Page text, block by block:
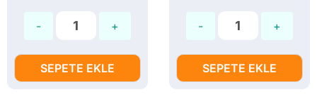
SEPETE EKLE SEPETE EKLE